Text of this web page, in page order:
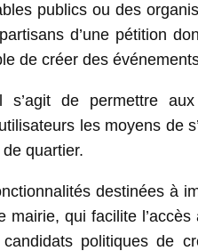
publics ou des
d’une pétition
de créer des
de permettre
les moyens de
quartier.
destinées à
qui facilite
politiques de